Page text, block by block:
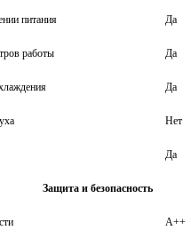
питания Да
работы Да
Да
Нет
Да
Защита и безопасность
A++